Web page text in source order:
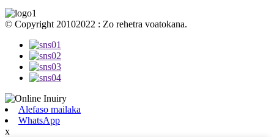
© Copyright 20102022 : Zo rehetra voatokana.
Alefaso mailaka
WhatsApp
x